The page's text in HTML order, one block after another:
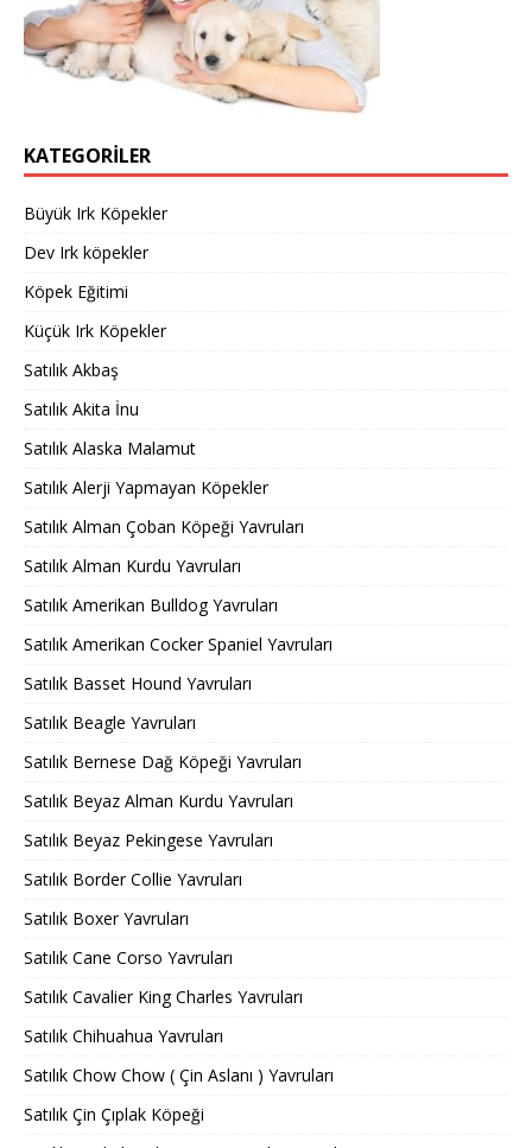
KATEGORILER
Büyük Irk Köpekler
Dev Irk köpekler
Köpek Eğitimi
Küçük Irk Köpekler
Satılık Akbaş
Satılık Akita İnu
Satılık Alaska Malamut
Satılık Alerji Yapmayan Köpekler
Satılık Alman Çoban Köpeği Yavruları
Satılık Alman Kurdu Yavruları
Satılık Amerikan Bulldog Yavruları
Satılık Amerikan Cocker Spaniel Yavruları
Satılık Basset Hound Yavruları
Satılık Beagle Yavruları
Satılık Bernese Dağ Köpeği Yavruları
Satılık Beyaz Alman Kurdu Yavruları
Satılık Beyaz Pekingese Yavruları
Satılık Border Collie Yavruları
Satılık Boxer Yavruları
Satılık Cane Corso Yavruları
Satılık Cavalier King Charles Yavruları
Satılık Chihuahua Yavruları
Satılık Chow Chow ( Çin Aslanı ) Yavruları
Satılık Çin Çıplak Köpeği